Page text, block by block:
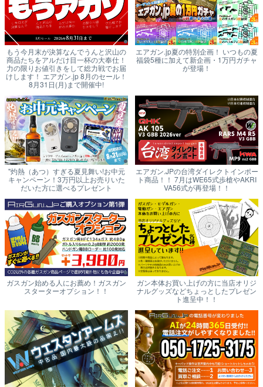
もう今月末が決算なんでうんと沢山の
商品たちをアルだけ目一杯の大奉仕！
力の限りお値引きをして総力戦でお届
けします！ エアガン.jp 8月のセール！
8月31日(月)まで開催中!
エアガン.jp夏の特別企画！ いつもの夏
福袋5種に加えて新企画・1万円ガチャ
が登場！
"灼熱（あつ）すぎる夏見舞い!お中元
キャンペーン！3万円以上お売りいた
だいた方に選べるプレゼント
エアガン.JPの台湾ダイレクトインポー
ト商品！！ 7月はWE65式歩槍やAKRI
VA56式が再登場！！
ガスガン始める人にお薦め！ガスガン
スターターオプション！！
ガン本体お買い上げの方に当店オリジ
ナルグッズなどちょっとしたプレゼン
ト進呈中！！